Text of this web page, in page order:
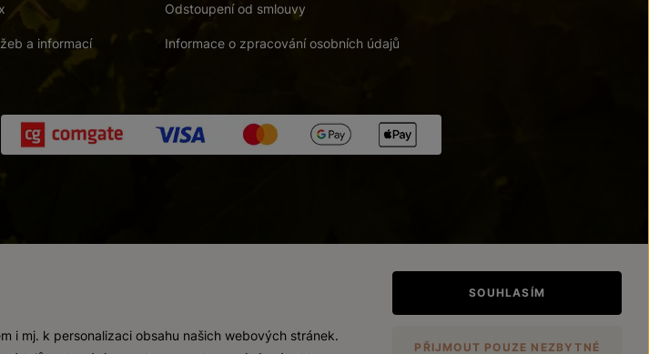
a informací
Odstoupení od smlouvy
Informace o zpracování osobních údajů
nápojů osobám mladším 18 let.
webProgress
i mj. k personalizaci obsahu našich webových stránek.
SOUHLASÍM
PŘIJMOUT POUZE NEZBYTNÉ